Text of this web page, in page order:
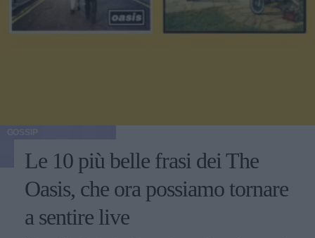
Le 10 più belle frasi dei The
Oasis, che ora possiamo tornare
a sentire live